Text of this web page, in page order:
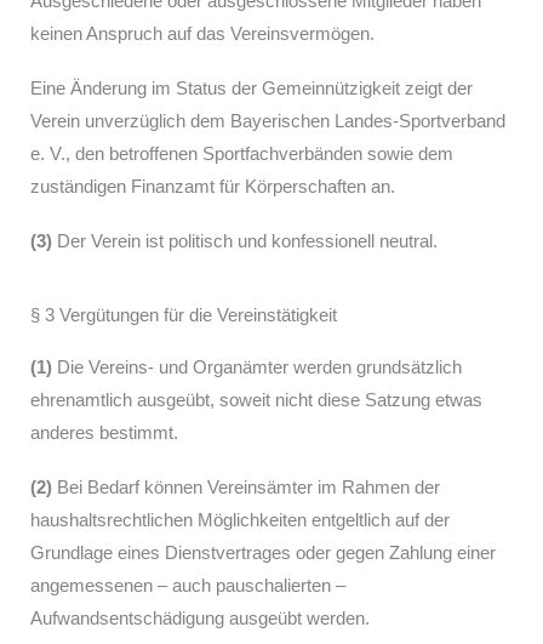
keinen Anspruch auf das Vereinsvermögen.
Eine Änderung im Status der Gemeinnützigkeit zeigt der
Verein unverzüglich dem Bayerischen Landes-Sportverband
e. V., den betroffenen Sportfach­verbänden sowie dem
zuständigen Finanzamt für Körperschaften an.
(3) Der Verein ist politisch und konfessionell neutral.
§ 3 Vergütungen für die Vereinstätigkeit
(1) Die Vereins- und Organämter werden grundsätzlich
ehrenamtlich ausgeübt, soweit nicht diese Satzung etwas
anderes bestimmt.
(2) Bei Bedarf können Vereinsämter im Rahmen der
haushaltsrechtlichen Möglichkeiten entgeltlich auf der
Grundlage eines Dienstvertrages oder gegen Zahlung einer
angemessenen – auch pauschalierten –
Aufwandsentschädigung ausgeübt werden.